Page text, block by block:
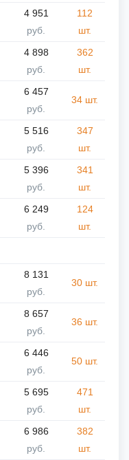
4 951
руб.
112
шт.
4 898
руб.
362
шт.
6 457
руб.
34 шт.
5 516
руб.
347
шт.
5 396
руб.
341
шт.
6 249
руб.
124
шт.
8 131
руб.
30 шт.
8 657
руб.
36 шт.
6 446
руб.
50 шт.
5 695
руб.
471
шт.
6 986
руб.
382
шт.